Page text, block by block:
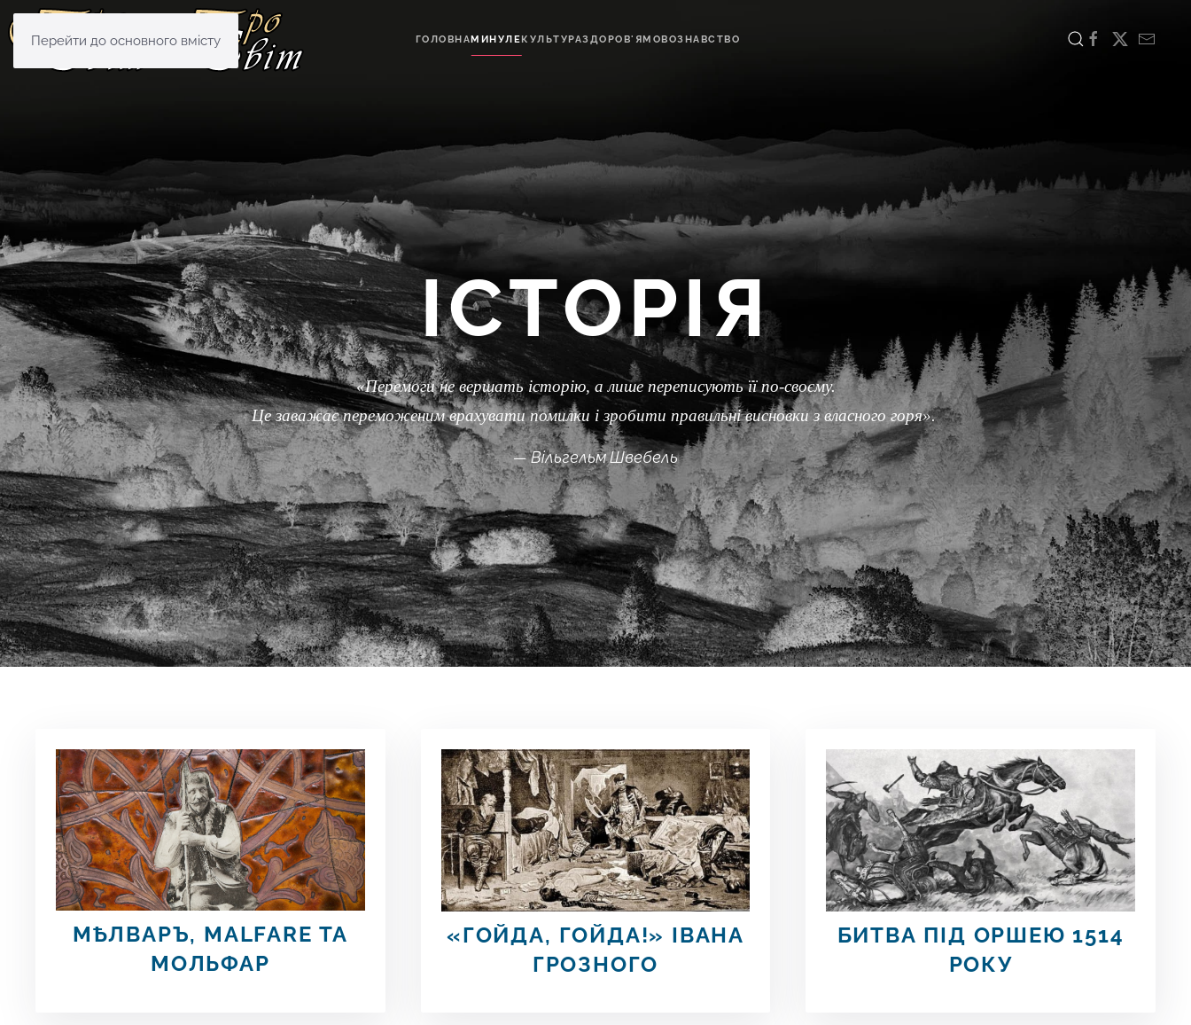
Перейти до основного вмісту ГОЛОВНАМИНУЛЕКУЛЬТУРАЗДОРОВ'ЯМОВОЗНАВСТВО
ІСТОРІЯ
«Перемоги не вершать історію, а лише переписують її по-своєму.
Це заважає переможеним врахувати помилки і зробити правильні висновки з власного горя».
Вільгельм Швебель
МѢЛВАРЪ, MALFARE ТА
МОЛЬФАР
«ГОЙДА, ГОЙДА!» ІВАНА
ГРОЗНОГО
БИТВА ПІД ОРШЕЮ 1514
РОКУ